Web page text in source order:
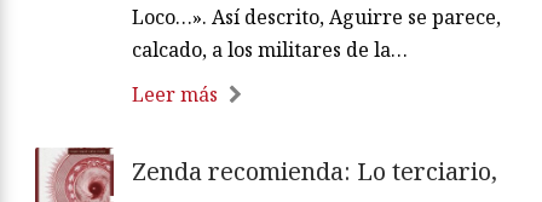
Loco…». Así descrito, Aguirre se parece,
calcado, a los militares de la…
Leer más
Zenda recomienda: Lo terciario,